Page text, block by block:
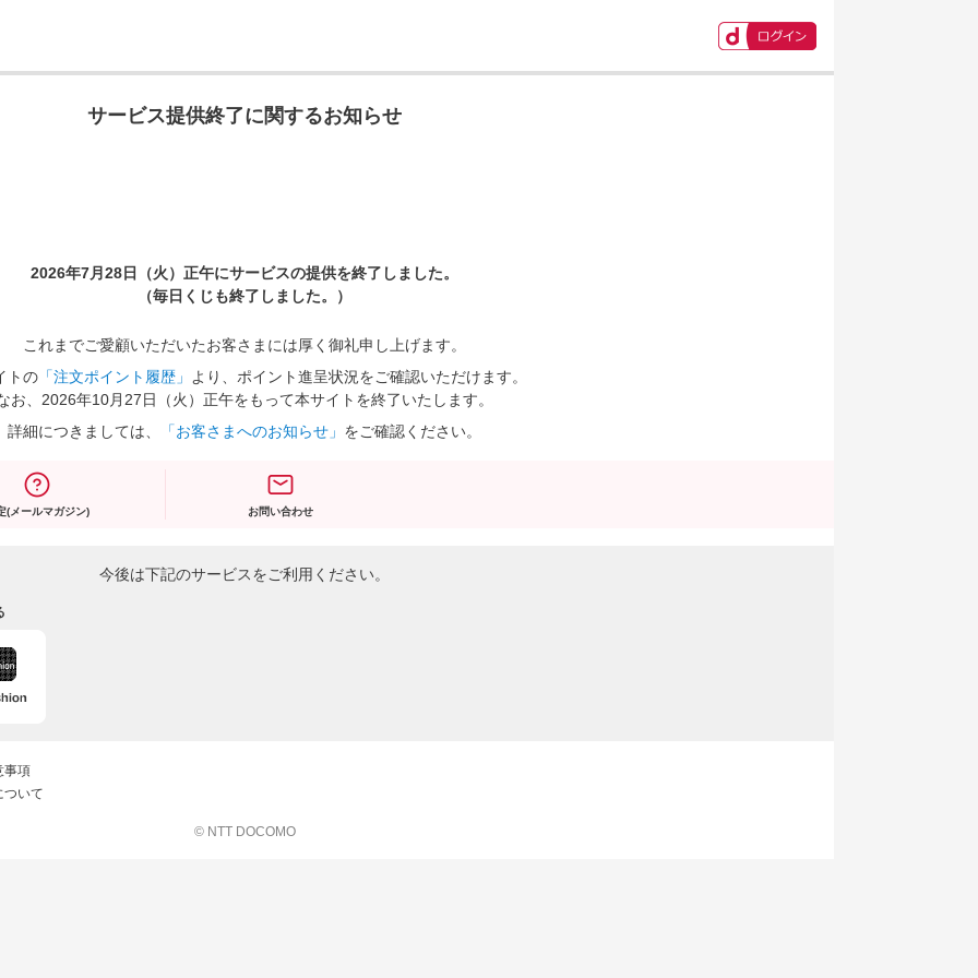
サービス提供終了に関するお知らせ
2026年7月28日（火）正午にサービスの提供を終了しました。
（毎日くじも終了しました。）
これまでご愛顧いただいたお客さまには厚く御礼申し上げます。
トの 「注文ポイント履歴」
より、ポイント進呈状況をご確認いただけます。
お、2026年10月27日（火）正午をもって本サイトを終了いたします。
詳細につきましては、
「お客さまへのお知らせ」 をご確認ください。
(メールマガジン) お問い合わせ
今後は下記のサービスをご利用ください。
事項
ついて
© NTT DOCOMO